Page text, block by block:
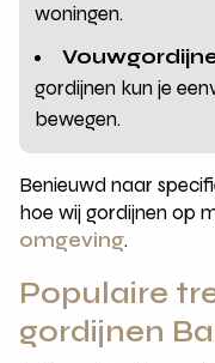
woningen.
gordijnen kun je
bewegen.
Benieuwd naar
hoe wij gordijnen op
omgeving.
Populaire
gordijnen